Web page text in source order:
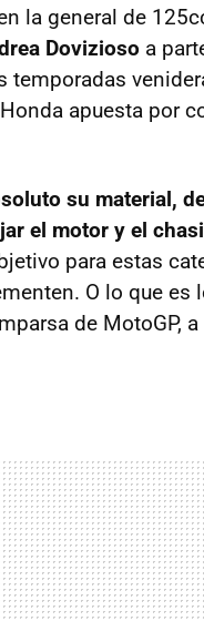
la general de
Dovizioso a
temporadas
apuesta por
su material,
el motor y el
para estas
O lo que es
de MotoGP,